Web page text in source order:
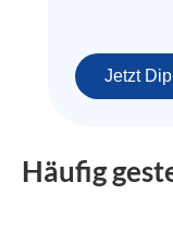
Jetzt
Häufig